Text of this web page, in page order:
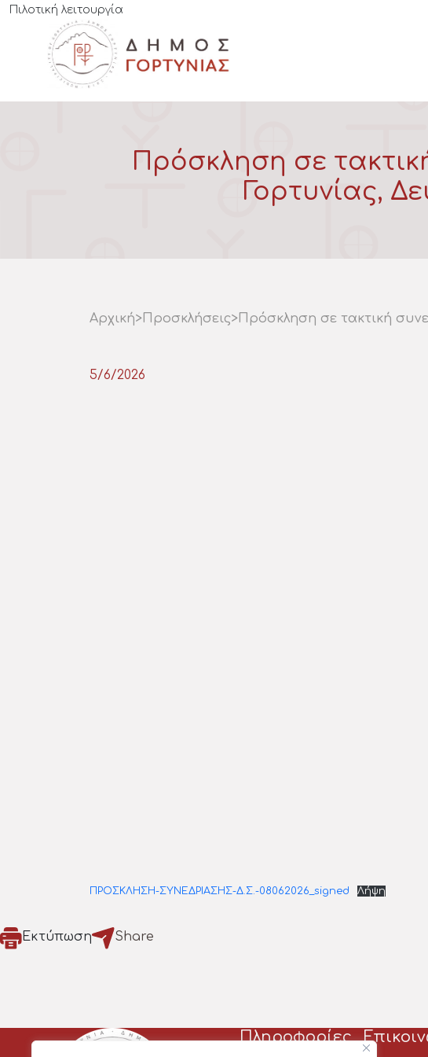
Πιλοτική λειτουργία
Πρόσκληση σε
Γορτυνίας,
Αρχική>Προσκλήσεις>Πρόσκληση σε τακτική
5/6/2026
ΠΡΟΣΚΛΗΣΗ-ΣΥΝΕΔΡΙΑΣΗΣ-Δ.Σ.-08062026_signed Λήψη
Εκτύπωση Share
Πληροφορίες